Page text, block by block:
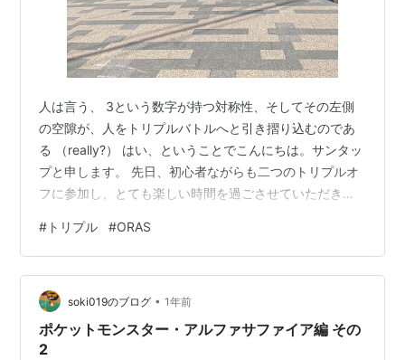
人は言う、 3という数字が持つ対称性、そしてその左側
の空隙が、人をトリプルバトルへと引き摺り込むのであ
る （really?） はい、ということでこんにちは。サンタッ
プと申します。 先日、初心者ながらも二つのトリプルオ
フに参加し、とても楽しい時間を過ごさせていただきま
を書くことにしました。 拙筆ですが温かい目で読んでい
ただけたら幸いです。 とりあえず尾張の大地の方から書
きます。 2/14 尾張の大地オフ こちらが人生初オフとい
うことになりました。 朝4時起床（どうしてこうなっ
た）で大阪から鈍行に乗り、のんびりと愛知県は東海市
にお邪魔しました。 と…
# トリプル #ORAS
soki019のブログ • 1年前
ポケットモンスター・アルファサファイア編 その
2